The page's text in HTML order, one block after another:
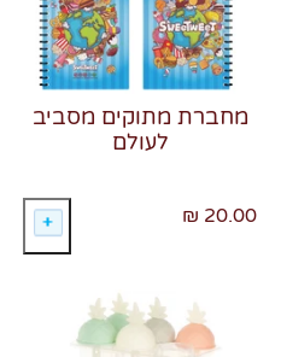
מחברת מתוקים מסביב
לעולם
20.00 ₪